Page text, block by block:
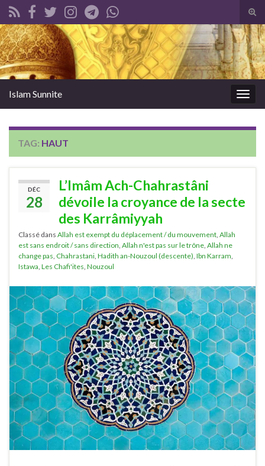
Search for:
Islam Sunnite
TAG: HAUT
DÉC
28
L’Imâm Ach-Chahrastâni
dévoile la croyance de la secte
des Karrâmiyyah
Classé dans Allah est exempt du déplacement / du mouvement Allah
est sans endroit / sans direction Allah n'est pas sur le trône Allah ne
change pas Chahrastani Hadith an-Nouzoul (descente) Ibn Karram
Istawa Les Chafi'ites Nouzoul